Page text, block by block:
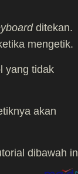
ditekan.
mengetik.
yang tidak
akan
dibawah